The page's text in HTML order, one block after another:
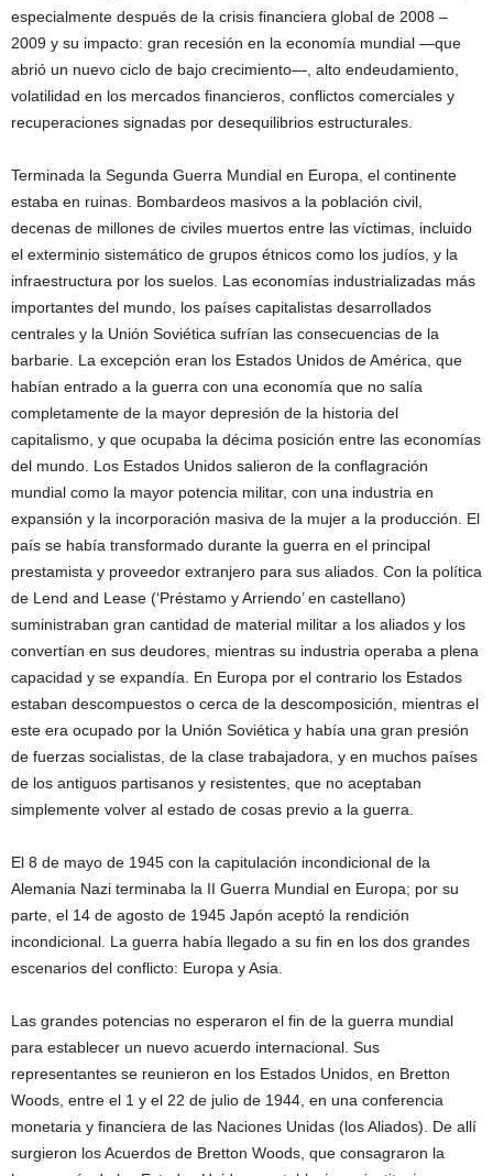
especialmente después de la crisis financiera global de 2008 –
2009 y su impacto: gran recesión en la economía mundial —que
abrió un nuevo ciclo de bajo crecimiento—, alto endeudamiento,
volatilidad en los mercados financieros, conflictos comerciales y
recuperaciones signadas por desequilibrios estructurales.
Terminada la Segunda Guerra Mundial en Europa, el continente
estaba en ruinas. Bombardeos masivos a la población civil,
decenas de millones de civiles muertos entre las víctimas, incluido
el exterminio sistemático de grupos étnicos como los judíos, y la
infraestructura por los suelos. Las economías industrializadas más
importantes del mundo, los países capitalistas desarrollados
centrales y la Unión Soviética sufrían las consecuencias de la
barbarie. La excepción eran los Estados Unidos de América, que
habían entrado a la guerra con una economía que no salía
completamente de la mayor depresión de la historia del
capitalismo, y que ocupaba la décima posición entre las economías
del mundo. Los Estados Unidos salieron de la conflagración
mundial como la mayor potencia militar, con una industria en
expansión y la incorporación masiva de la mujer a la producción. El
país se había transformado durante la guerra en el principal
prestamista y proveedor extranjero para sus aliados. Con la política
de Lend and Lease (‘Préstamo y Arriendo’ en castellano)
suministraban gran cantidad de material militar a los aliados y los
convertían en sus deudores, mientras su industria operaba a plena
capacidad y se expandía. En Europa por el contrario los Estados
estaban descompuestos o cerca de la descomposición, mientras el
este era ocupado por la Unión Soviética y había una gran presión
de fuerzas socialistas, de la clase trabajadora, y en muchos países
de los antiguos partisanos y resistentes, que no aceptaban
simplemente volver al estado de cosas previo a la guerra.
El 8 de mayo de 1945 con la capitulación incondicional de la
Alemania Nazi terminaba la II Guerra Mundial en Europa; por su
parte, el 14 de agosto de 1945 Japón aceptó la rendición
incondicional. La guerra había llegado a su fin en los dos grandes
escenarios del conflicto: Europa y Asia.
Las grandes potencias no esperaron el fin de la guerra mundial
para establecer un nuevo acuerdo internacional. Sus
representantes se reunieron en los Estados Unidos, en Bretton
Woods, entre el 1 y el 22 de julio de 1944, en una conferencia
monetaria y financiera de las Naciones Unidas (los Aliados). De allí
surgieron los Acuerdos de Bretton Woods,​ que consagraron la